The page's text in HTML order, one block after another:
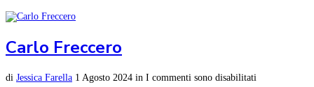
Carlo Freccero
di Jessica Farella 1 Agosto 2024 in I commenti sono disabilitati